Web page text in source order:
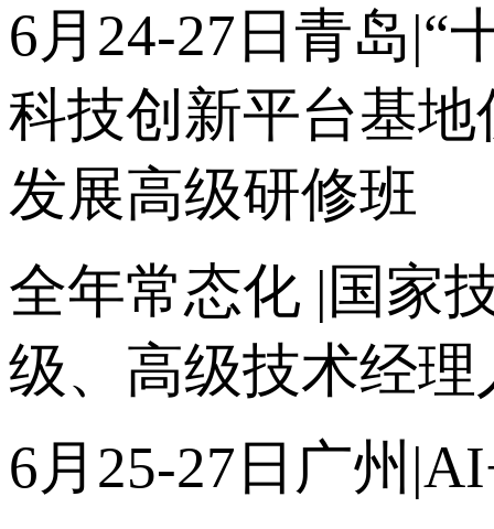
6月24-27日青岛|“
科技创新平台基
发展高级研修班
全年常态化 |国家
级、高级技术经
6月25-27日广州